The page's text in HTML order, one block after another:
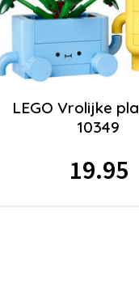
LEGO Vrolijke
10349
19.95